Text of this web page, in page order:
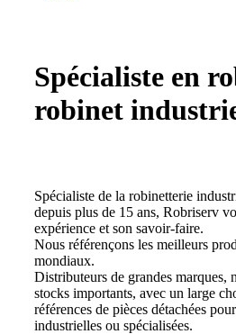
Spécialiste en
robinet
Spécialiste de la robinetterie
depuis plus de 15 ans, Robriserv
expérience et son savoir-faire.
Nous référençons les meilleurs
mondiaux.
Distributeurs de grandes marques,
stocks importants, avec un large
références de pièces détachées
industrielles ou spécialisées.